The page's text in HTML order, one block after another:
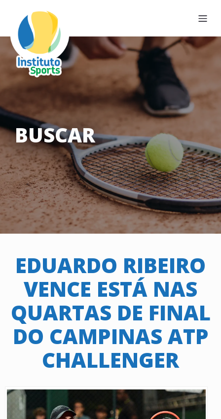
BUSCAR
EDUARDO RIBEIRO
VENCE ESTÁ NAS
QUARTAS DE FINAL
DO CAMPINAS ATP
CHALLENGER